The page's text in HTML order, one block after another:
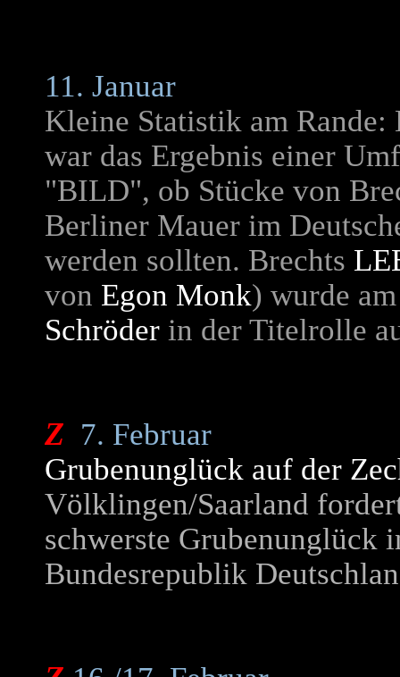
11. Januar
Kleine Statistik am
war das Ergebnis einer
"BILD", ob Stücke von
Berliner Mauer im
werden sollten. Brechts
von Egon Monk) wurde
Schröder in der Titelrolle
Z 7. Februar
Grubenunglück auf der
Völklingen/Saarland
schwerste Grubenunglück
Bundesrepublik